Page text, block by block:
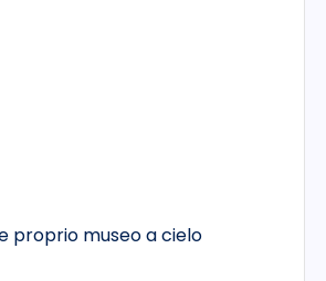
proprio museo a cielo